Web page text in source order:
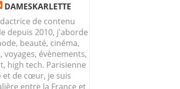
DAMESKARLETTE
de contenu
depuis 2010, j'aborde
beauté, cinéma,
évènements,
high tech. Parisienne
et de cœur, je suis
entre la France et